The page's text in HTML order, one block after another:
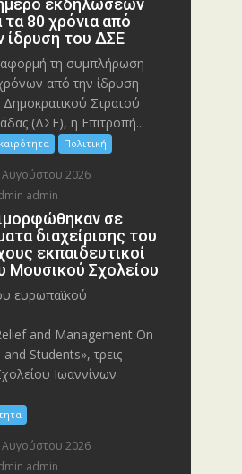
τα 80 χρόνια από
ίδρυση του ΔΣΕ
τη συμπλήρωση
από την ίδρυση
Στρατού
(ΔΣΕ), η Επιτροπή...
Πολιτική
Αυγούστου 2026
admin
σε
διαχείρισης του
εκπαιδευτικοί
Μουσικού Σχολείου
ευρωπαϊκού
and Management On
Students», τρεις
Ιωαννίνων
Αυγούστου 2026
admin